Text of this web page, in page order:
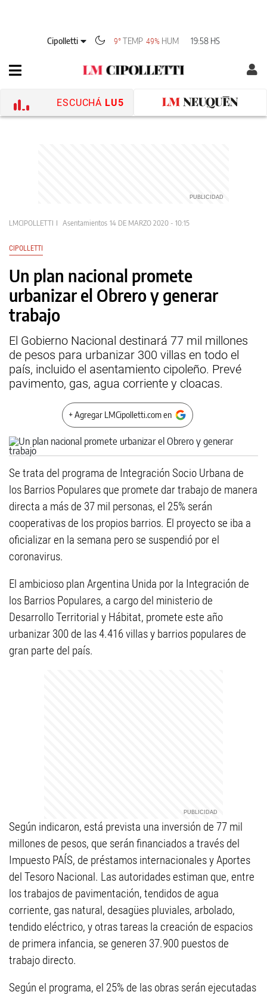
Cipolletti 9° TEMP 49% HUM 19:58 HS
ESCUCHÁ LU5
LMCIPOLLETTI Asentamientos 14 DE MARZO 2020 - 10:15
CIPOLLETTI
Un plan nacional promete
urbanizar el Obrero y generar
trabajo
El Gobierno Nacional destinará 77 mil millones
de pesos para urbanizar 300 villas en todo el
país, incluido el asentamiento cipoleño. Prevé
pavimento, gas, agua corriente y cloacas.
+ Agregar LMCipolletti.com en
Se trata del programa de Integración Socio Urbana de
los Barrios Populares que promete dar trabajo de manera
directa a más de 37 mil personas, el 25% serán
cooperativas de los propios barrios. El proyecto se iba a
oficializar en la semana pero se suspendió por el
coronavirus.
El ambicioso plan Argentina Unida por la Integración de
los Barrios Populares, a cargo del ministerio de
Desarrollo Territorial y Hábitat, promete este año
urbanizar 300 de las 4.416 villas y barrios populares de
gran parte del país.
Según indicaron, está prevista una inversión de 77 mil
millones de pesos, que serán financiados a través del
Impuesto PAÍS, de préstamos internacionales y Aportes
del Tesoro Nacional. Las autoridades estiman que, entre
los trabajos de pavimentación, tendidos de agua
corriente, gas natural, desagües pluviales, arbolado,
tendido eléctrico, y otras tareas la creación de espacios
de primera infancia, se generen 37.900 puestos de
trabajo directo.
Según el programa, el 25% de las obras serán ejecutadas